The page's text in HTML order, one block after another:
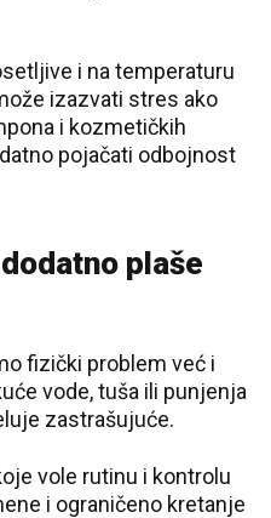
i na temperaturu
izazvati stres ako
i kozmetičkih
pojačati odbojnost
plaše
fizički problem već i
vode, tuša ili punjenja
zastrašujuće.
vole rutinu i kontrolu
i ograničeno kretanje